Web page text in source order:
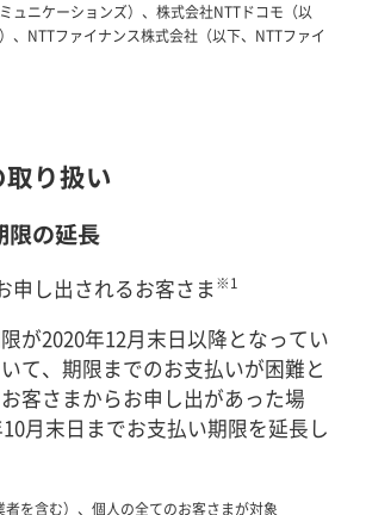
ミュニケーションズ）、株式会社NTTドコモ（以
、NTTファイナンス株式会社（以下、NTTファイ
り扱い
限の延長
申し出されるお客さま ※1
が2020年12月末日以降となってい
て、期限までのお支払いが困難と
客さまからお申し出があった場
月末日までお支払い期限を延長し
者を含む）、個人の全てのお客さまが対象